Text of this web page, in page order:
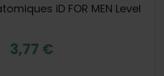
iD FOR MEN Level
3,77 €